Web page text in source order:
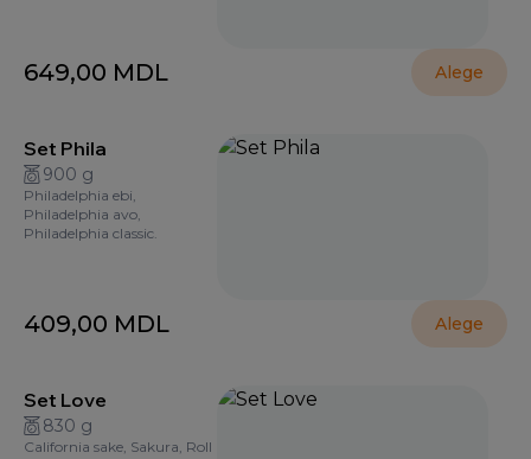
649,00 MDL Alege
Set Phila
900 g
Philadelphia ebi,
Philadelphia avo,
Philadelphia classic.
409,00 MDL Alege
Set Love
830 g
California sake, Sakura, Roll